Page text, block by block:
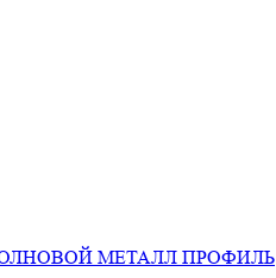
МЕТАЛЛ ПРОФИЛЬ